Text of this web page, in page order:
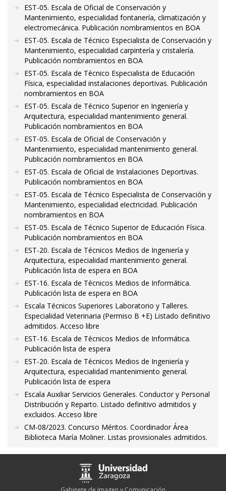
EST-05. Escala de Oficial de Conservación y
Mantenimiento, especialidad fontanería, climatización y
electromecánica. Publicación nombramientos en BOA
EST-05. Escala de Técnico Especialista de Conservación y
Mantenimiento, especialidad carpintería y cristalería.
Publicación nombramientos en BOA
EST-05. Escala de Técnico Especialista de Educación
Física, especialidad instalaciones deportivas. Publicación
nombramientos en BOA
EST-05. Escala de Técnico Superior en Ingeniería y
Arquitectura, especialidad mantenimiento general.
Publicación nombramientos en BOA
EST-05. Escala de Oficial de Conservación y
Mantenimiento, especialidad mantenimiento general.
Publicación nombramientos en BOA
EST-05. Escala de Oficial de Instalaciones Deportivas.
Publicación nombramientos en BOA
EST-05. Escala de Técnico Especialista de Conservación y
Mantenimiento, especialidad electricidad. Publicación
nombramientos en BOA
EST-05. Escala de Técnico Superior de Educación Física.
Publicación nombramientos en BOA
EST-20. Escala de Técnicos Medios de Ingeniería y
Arquitectura, especialidad mantenimiento general.
Publicación lista de espera en BOA
EST-16. Escala de Técnicos Medios de Informática.
Publicación lista de espera en BOA
Escala Técnicos Superiores Laboratorio y Talleres.
Especialidad Veterinaria (Permiso B +E) Listado definitivo
admitidos. Acceso libre
EST-16. Escala de Técnicos Medios de Informática.
Publicación lista de espera
EST-20. Escala de Técnicos Medios de Ingeniería y
Arquitectura, especialidad mantenimiento general.
Publicación lista de espera
Escala Auxiliar Servicios Generales. Conductor y Personal
Distribución y Reparto. Listado definitivo admitidos y
excluidos. Acceso libre
CM-08/2023. Concurso Méritos. Coordinador Área
Biblioteca María Moliner. Listas provisionales admitidos.